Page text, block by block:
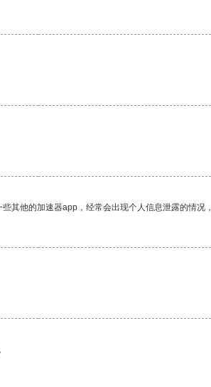
其他的加速器app，经常会出现个人信息泄露的情况